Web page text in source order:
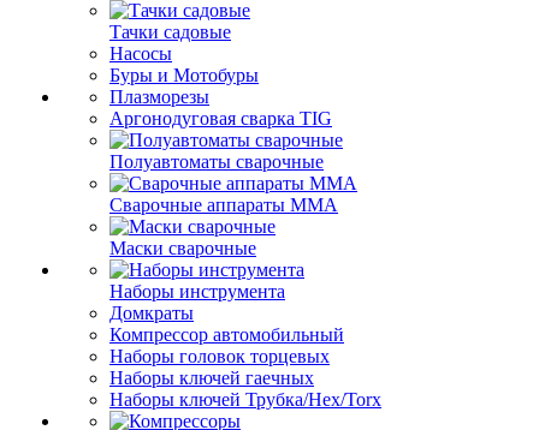
Тачки садовые
Насосы
Буры и Мотобуры
Плазморезы
Аргонодуговая сварка TIG
Полуавтоматы сварочные
Сварочные аппараты ММА
Маски сварочные
Наборы инструмента
Домкраты
Компрессор автомобильный
Наборы головок торцевых
Наборы ключей гаечных
Наборы ключей Трубка/Hex/Torx